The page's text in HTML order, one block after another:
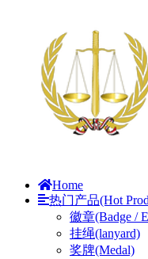
Home
热门产品(Hot
徽章(Badge /
挂绳(lanyard)
奖牌(Medal)